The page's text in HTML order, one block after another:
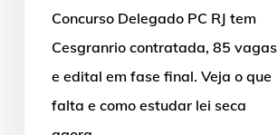
Concurso Delegado PC RJ tem
Cesgranrio contratada, 85 vagas
e edital em fase final. Veja o que
falta e como estudar lei seca